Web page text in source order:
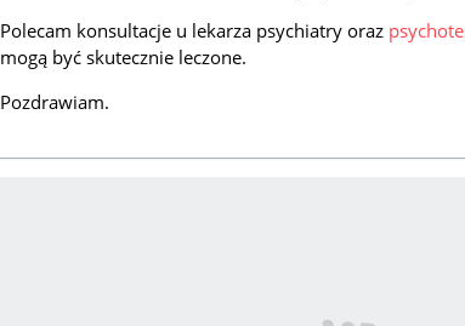
Polecam konsultacje u lekarza psychiatry oraz
mogą być skutecznie leczone.
Pozdrawiam.